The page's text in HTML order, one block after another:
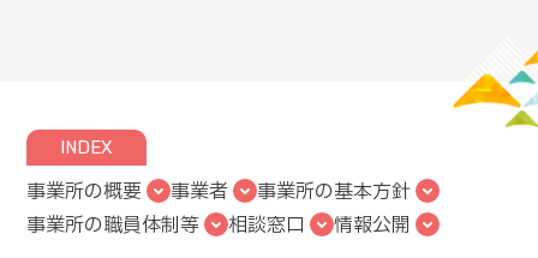
INDEX
事業所の概要 事業者
事業所の基本方針
事業所の職員体制等
相談窓口 情報公開